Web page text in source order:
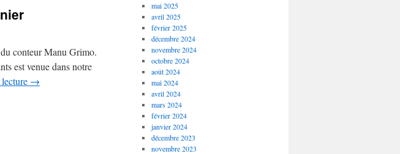
conteur Manu Grimo.
est venue dans notre
→
mai 2025
avril 2025
février 2025
décembre 2024
novembre 2024
octobre 2024
août 2024
mai 2024
avril 2024
mars 2024
février 2024
janvier 2024
décembre 2023
novembre 2023